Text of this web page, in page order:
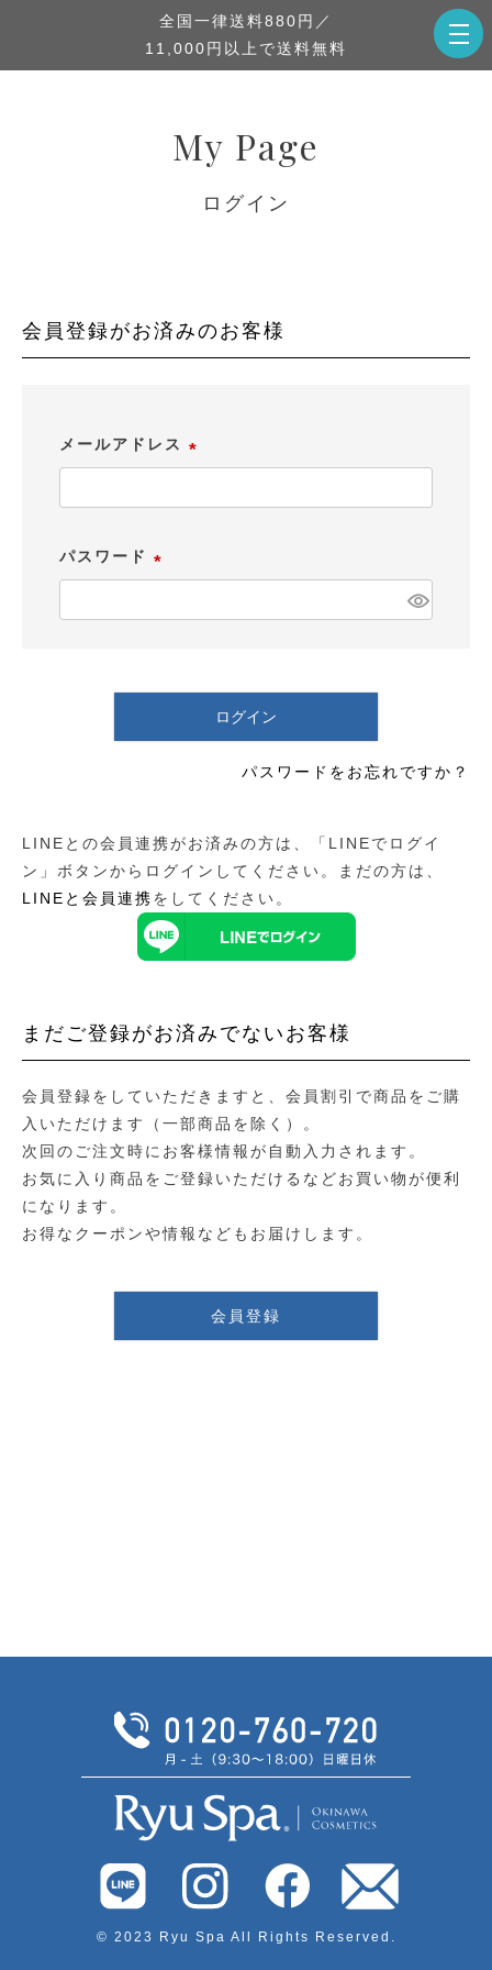
全国一律送料880円／
11,000円以上で送料無料
My Page
ログイン
会員登録がお済みのお客様
メールアドレス
必
パスワード
必
ログイン
パスワードをお忘れですか？
LINEとの会員連携がお済みの方は、「LINEでログイ
ン」ボタンからログインしてください。まだの方は、
LINEと会員連携をしてください。
まだご登録がお済みでないお客様
会員登録をしていただきますと、会員割引で商品をご購
入いただけます（一部商品を除く）。
次回のご注文時にお客様情報が自動入力されます。
お気に入り商品をご登録いただけるなどお買い物が便利
になります。
お得なクーポンや情報などもお届けします。
会員登録
© 2023 Ryu Spa All Rights Reserved.